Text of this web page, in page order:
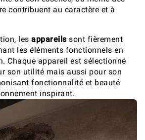
contribuent au caractère et à
les appareilssont fièrement
les éléments fonctionnels en
Chaque appareil est sélectionné
son utilité mais aussi pour son
fonctionnalité et beauté
inspirant.